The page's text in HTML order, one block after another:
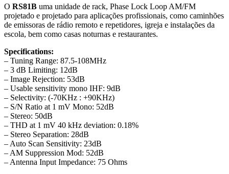
O RS81B uma unidade de rack, Phase Lock Loop AM/FM
projetado e projetado para aplicações profissionais, como caminhões
de emissoras de rádio remoto e repetidores, igreja e instalações da
escola, bem como casas noturnas e restaurantes.
Specifications:
– Tuning Range: 87.5-108MHz
– 3 dB Limiting: 12dB
– Image Rejection: 53dB
– Usable sensitivity mono IHF: 9dB
– Selectivity: (-70KHz : +90KHz)
– S/N Ratio at 1 mV Mono: 52dB
– Stereo: 50dB
– THD at 1 mV 40 kHz deviation: 0.18%
– Stereo Separation: 28dB
– Auto Scan Sensitivity: 23dB
– AM Suppression Mod: 52dB
– Antenna Input Impedance: 75 Ohms